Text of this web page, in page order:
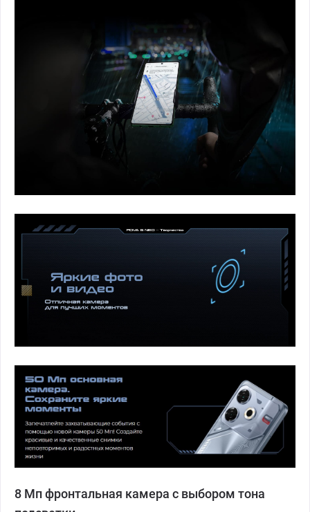
8 Мп фронтальная камера с выбором тона